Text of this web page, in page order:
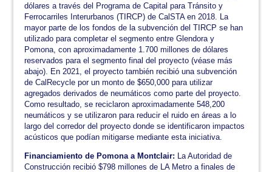
dólares a través del Programa de Capital para Tránsito y
Ferrocarriles Interurbanos (TIRCP) de CalSTA en 2018. La
mayor parte de los fondos de la subvención del TIRCP se han
utilizado para completar el segmento entre Glendora y
Pomona, con aproximadamente 1.700 millones de dólares
reservados para el segmento final del proyecto (véase más
abajo). En 2021, el proyecto también recibió una subvención
de CalRecycle por un monto de $650,000 para utilizar
agregados derivados de neumáticos como parte del proyecto.
Como resultado, se reciclaron aproximadamente 548,200
neumáticos y se utilizaron para reducir el ruido en áreas a lo
largo del corredor del proyecto donde se identificaron impactos
acústicos que podían mitigarse mediante esta iniciativa.
Financiamiento de Pomona a Montclair:
La Autoridad de
Construcción recibió $798 millones de LA Metro a finales de